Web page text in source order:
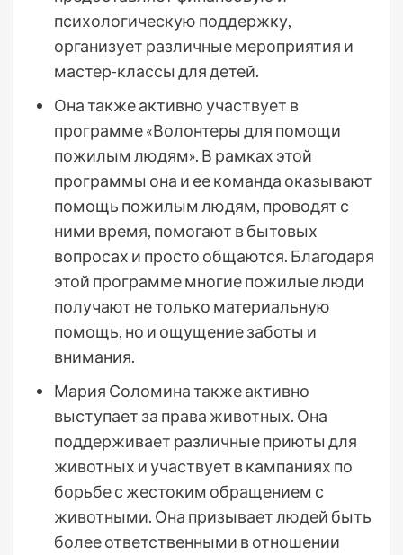
психологическую поддержку,
организует различные мероприятия и
мастер-классы для детей.
Она также активно участвует в
программе «Волонтеры для помощи
пожилым людям». В рамках этой
программы она и ее команда оказывают
помощь пожилым людям, проводят с
ними время, помогают в бытовых
вопросах и просто общаются. Благодаря
этой программе многие пожилые люди
получают не только материальную
помощь, но и ощущение заботы и
внимания.
Мария Соломина также активно
выступает за права животных. Она
поддерживает различные приюты для
животных и участвует в кампаниях по
борьбе с жестоким обращением с
животными. Она призывает людей быть
более ответственными в отношении